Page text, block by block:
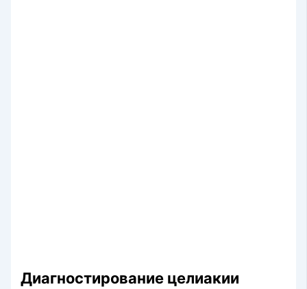
Диагностирование целиакии